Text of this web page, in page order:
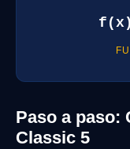
Paso a paso:
Classic 5